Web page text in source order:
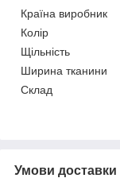
Країна виробник
Колір
Щільність
Ширина тканини
Склад
Умови доставки